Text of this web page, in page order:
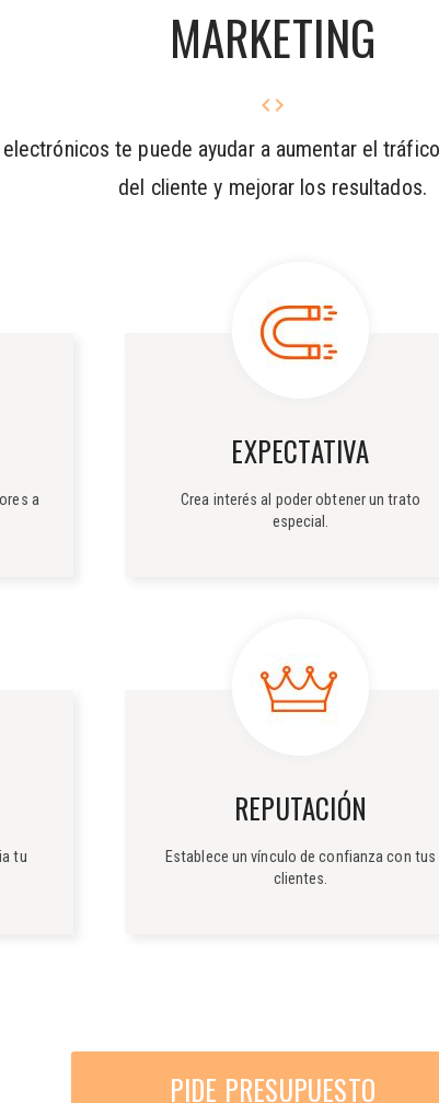
MARKETING
code
te puede ayudar a aumentar el
del cliente y mejorar los resultados.
a
EXPECTATIVA
Crea interés al poder obtener un trato
especial.
tu
REPUTACIÓN
Establece un vínculo de confianza con tus
clientes.
PIDE PRESUPUESTO